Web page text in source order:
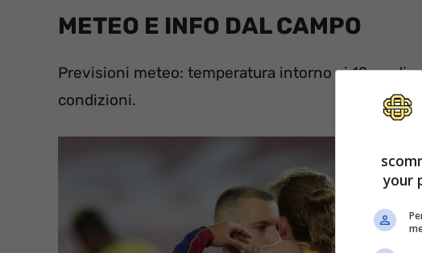
METEO E INFO DAL CAMPO
Previsioni meteo: temperatura intorno ai 12 gradi,
condizioni.
your